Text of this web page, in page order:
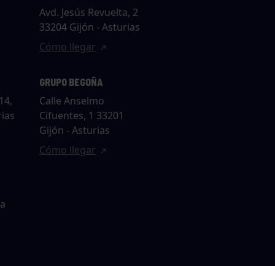
Avd. Jesús Revuelta, 2
33204 Gijón - Asturias
Cómo llegar
GRUPO BEGOÑA
Calle Anselmo
Cifuentes, 1 33201
Gijón - Asturias
Cómo llegar